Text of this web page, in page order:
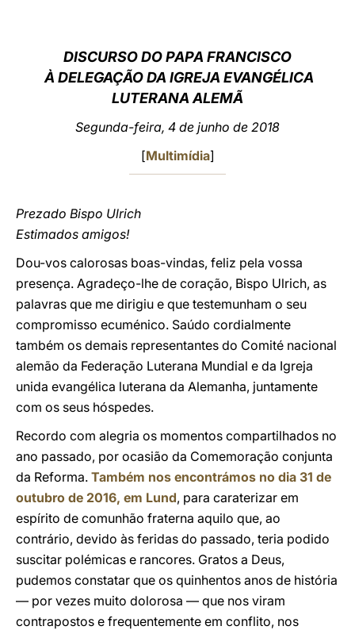
DISCURSO DO PAPA FRANCISCO
À DELEGAÇÃO DA IGREJA EVANGÉLICA
LUTERANA ALEMÃ
Segunda-feira, 4 de junho de 2018
[Multimídia]
Prezado Bispo Ulrich
Estimados amigos!
Dou-vos calorosas boas-vindas, feliz pela vossa
presença. Agradeço-lhe de coração, Bispo Ulrich, as
palavras que me dirigiu e que testemunham o seu
compromisso ecuménico. Saúdo cordialmente
também os demais representantes do Comité nacional
alemão da Federação Luterana Mundial e da Igreja
unida evangélica luterana da Alemanha, juntamente
com os seus hóspedes.
Recordo com alegria os momentos compartilhados no
ano passado, por ocasião da Comemoração conjunta
da Reforma. Também nos encontrámos no dia 31 de
outubro de 2016, em Lund, para caraterizar em
espírito de comunhão fraterna aquilo que, ao
contrário, devido às feridas do passado, teria podido
suscitar polémicas e rancores. Gratos a Deus,
pudemos constatar que os quinhentos anos de história
— por vezes muito dolorosa — que nos viram
contrapostos e frequentemente em conflito, nos